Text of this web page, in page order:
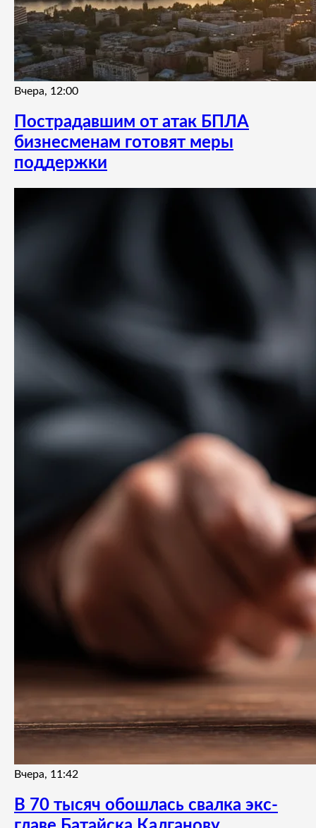
Вчера, 12:00
Пострадавшим от атак БПЛА
бизнесменам готовят меры
поддержки
Вчера, 11:42
В 70 тысяч обошлась свалка экс-